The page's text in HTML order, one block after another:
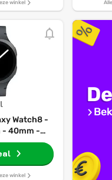
winkel
Watch8 -
40mm -
winkel